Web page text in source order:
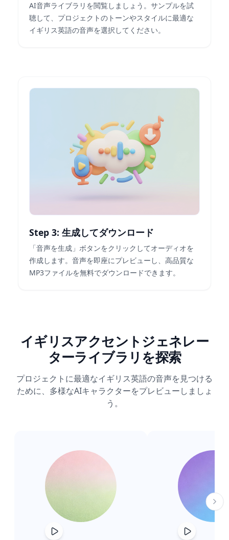
AI音声ライブラリを閲覧しましょう。サンプルを試
聴して、プロジェクトのトーンやスタイルに最適な
イギリス英語の音声を選択してください。
Step 3: 生成してダウンロード
「音声を生成」ボタンをクリックしてオーディオを
作成します。音声を即座にプレビューし、高品質な
MP3ファイルを無料でダウンロードできます。
イギリスアクセントジェネレー
ターライブラリを探索
プロジェクトに最適なイギリス英語の音声を見つける
ために、多様なAIキャラクターをプレビューしましょ
う。